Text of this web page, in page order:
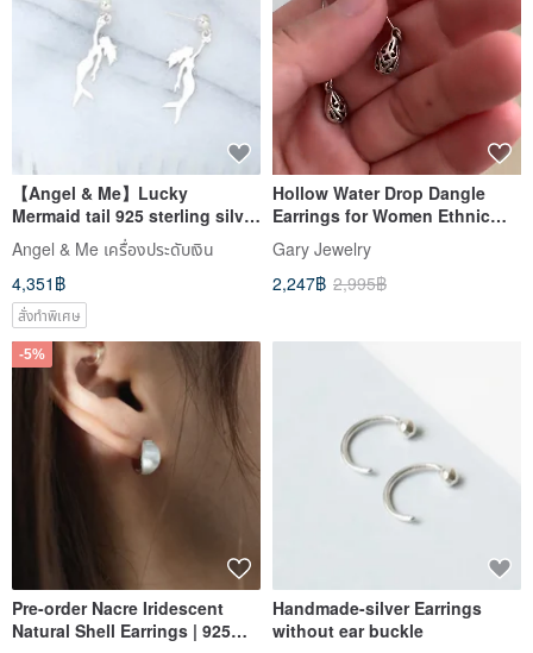
【Angel & Me】Lucky
Mermaid tail 925 sterling silver
earrings birthday gift
Angel & Me เครื่องประดับเงิน
4,351฿
สั่งทำพิเศษ
Hollow Water Drop Dangle
Earrings for Women Ethnic
Vintage Jewelry Thai Silver
Gary Jewelry
2,247฿ 2,995฿
-5%
Pre-order Nacre Iridescent
Natural Shell Earrings | 925
Handmade-silver Earrings
without ear buckle